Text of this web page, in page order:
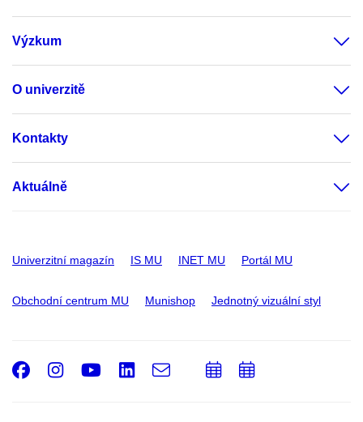
Výzkum
O univerzitě
Kontakty
Aktuálně
Univerzitní magazín IS MU INET MU Portál MU
Obchodní centrum MU Munishop Jednotný vizuální styl
Facebook
Instagram
Youtube
LinkedIn
e-
PřidatPřidat